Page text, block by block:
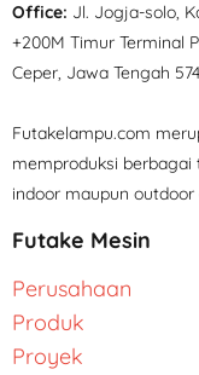
Office: Jl. Jogja-solo,
+200M Timur Terminal
Ceper, Jawa Tengah
Futakelampu.com
memproduksi
indoor maupun
Futake Mesin
Perusahaan
Produk
Proyek